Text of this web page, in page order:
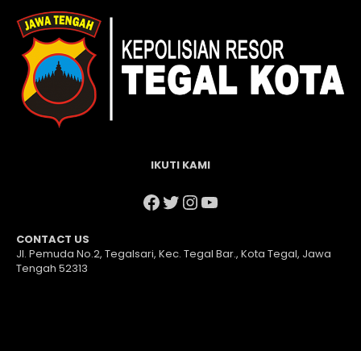
IKUTI KAMI
Facebook
Twitter
Instagram
YouTube
CONTACT US
Jl. Pemuda No.2, Tegalsari, Kec. Tegal Bar., Kota Tegal, Jawa
Tengah 52313